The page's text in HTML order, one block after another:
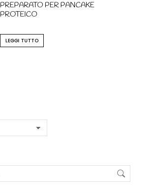
PREPARATO PER PANCAKE
PROTEICO
LEGGI TUTTO